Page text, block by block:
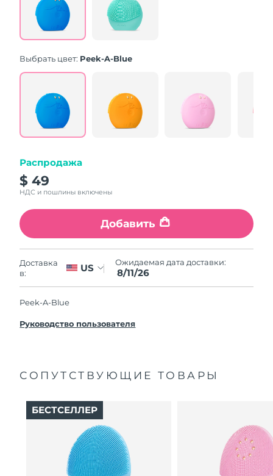
Same
page
link.
Выбрать цвет: Peek-A-Blue
Распродажа
$ 49
НДС и пошлины включены
Добавить
Доставка
в:
US Ожидаемая дата доставки:
8/11/26
Peek-A-Blue
Руководство пользователя
СОПУТСТВУЮЩИЕ ТОВАРЫ
БЕСТСЕЛЛЕР